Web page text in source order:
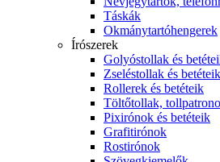
Táskák
Okmánytartóhengerek
Írószerek
Golyóstollak és
Zseléstollak és betéteik
Rollerek és betéteik
Töltőtollak,
Pixirónok és betéteik
Grafitirónok
Rostirónok